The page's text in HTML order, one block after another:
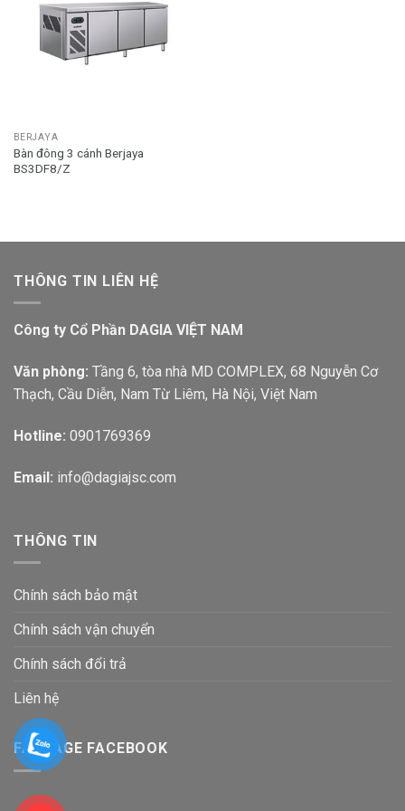
BERJAYA
Bàn đông 3 cánh Berjaya
BS3DF8/Z
THÔNG TIN LIÊN HỆ
Công ty Cổ Phần DAGIA VIỆT NAM
Văn phòng: Tầng 6, tòa nhà MD COMPLEX, 68 Nguyễn Cơ
Thạch, Cầu Diễn, Nam Từ Liêm, Hà Nội, Việt Nam
Hotline: 0901769369
Email: info@dagiajsc.com
THÔNG TIN
Chính sách bảo mật
Chính sách vận chuyển
Chính sách đổi trả
Liên hệ
FANPAGE FACEBOOK